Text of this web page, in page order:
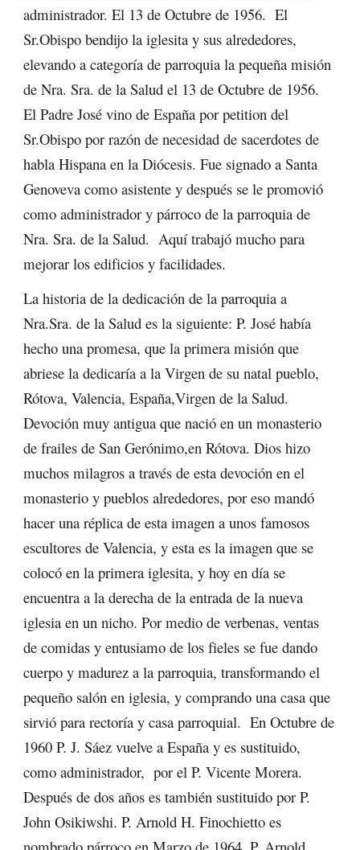
administrador. El 13 de Octubre de 1956. El
Sr.Obispo bendijo la iglesita y sus alrededores,
elevando a categoría de parroquia la pequeña misión
de Nra. Sra. de la Salud el 13 de Octubre de 1956.
El Padre José vino de España por petition del
Sr.Obispo por razón de necesidad de sacerdotes de
habla Hispana en la Diócesis. Fue signado a Santa
Genoveva como asistente y después se le promovió
como administrador y párroco de la parroquia de
Nra. Sra. de la Salud. Aquí trabajó mucho para
mejorar los edificios y facilidades.
La historia de la dedicación de la parroquia a
Nra.Sra. de la Salud es la siguiente: P. José había
hecho una promesa, que la primera misión que
abriese la dedicaría a la Virgen de su natal pueblo,
Rótova, Valencia, España,Virgen de la Salud.
Devoción muy antigua que nació en un monasterio
de frailes de San Gerónimo,en Rótova. Dios hizo
muchos milagros a través de esta devoción en el
monasterio y pueblos alrededores, por eso mandó
hacer una réplica de esta imagen a unos famosos
escultores de Valencia, y esta es la imagen que se
colocó en la primera iglesita, y hoy en día se
encuentra a la derecha de la entrada de la nueva
iglesia en un nicho. Por medio de verbenas, ventas
de comidas y entusiamo de los fieles se fue dando
cuerpo y madurez a la parroquia, transformando el
pequeño salón en iglesia, y comprando una casa que
sirvió para rectoría y casa parroquial. En Octubre de
1960 P. J. Sáez vuelve a España y es sustituido,
como administrador, por el P. Vicente Morera.
Después de dos años es también sustituido por P.
John Osikiwshi. P. Arnold H. Finochietto es